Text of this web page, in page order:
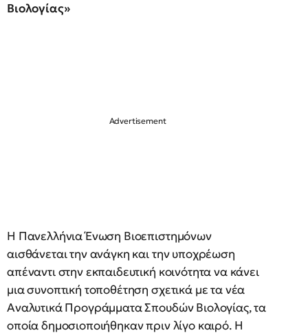
Βιολογίας»
Η Πανελλήνια Ένωση Βιοεπιστημόνων
αισθάνεται την ανάγκη και την υποχρέωση
απέναντι στην εκπαιδευτική κοινότητα να κάνει
μια συνοπτική τοποθέτηση σχετικά με τα νέα
Αναλυτικά Προγράμματα Σπουδών Βιολογίας, τα
οποία δημοσιοποιήθηκαν πριν λίγο καιρό. Η